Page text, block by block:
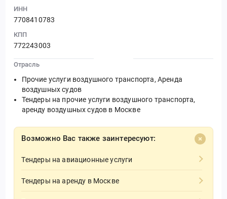
ИНН
7708410783
КПП
772243003
Отрасль
Прочие услуги воздушного транспорта, Аренда
воздушных судов
Тендеры на прочие услуги воздушного транспорта,
аренду воздушных судов в Москве
Возможно Вас также заинтересуют:
Тендеры на авиационные услуги
Тендеры на аренду в Москве